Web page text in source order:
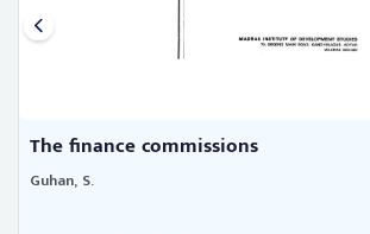
The finance commissions
Guhan, S.